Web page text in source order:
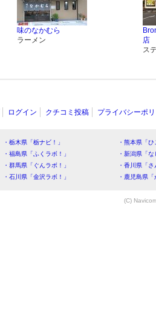
味のなかむら
ラーメン
店
ス
ログイン クチコミ投稿 プライバシーポ
・栃木県「栃ナビ！」
・熊本県「
・福島県「ふくラボ！」
・新潟県「
・群馬県「ぐんラボ！」
・香川県「
・石川県「金沢ラボ！」
・鹿児島県
(C)